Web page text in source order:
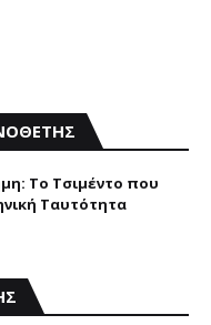
Το Τσιμέντο που
Ταυτότητα